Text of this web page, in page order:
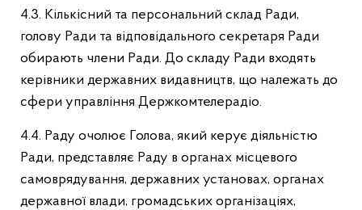
4.3. Кількісний та персональний склад Ради,
голову Ради та відповідального секретаря Ради
обирають члени Ради. До складу Ради входять
керівники державних видавництв, що належать до
сфери управління Держкомтелерадіо.
4.4. Раду очолює Голова, який керує діяльністю
Ради, представляє Раду в органах місцевого
самоврядування, державних установах, органах
державної влади, громадських організаціях,